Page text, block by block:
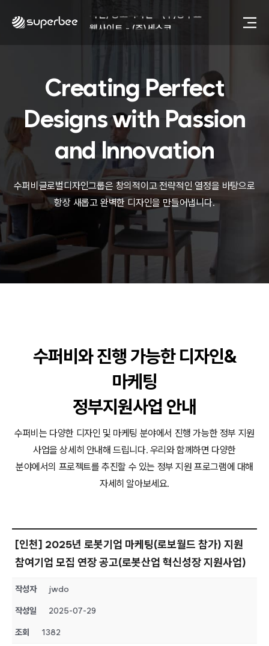
웹사이트 - (주)세스코
동영상, 카탈로그 - 피자마루
웹사이트 - 백조씽크
사진, 광고디자인 - 중외제약
패키지, 디자인 - 고려은단
동영상 - (주)듀오백
동영상 - ㈜고피자
동영상 - 모모스커피㈜
동영상 - 삼양홀딩스
동영상 - 킷캣
사진, 광고디자인 - (주)화요
사진, 광고디자인 - (주)광주요
제품디자인 - 삼성전자㈜
동영상, CI - 카피어랜드㈜
동영상, 홈페이지 - (주)분독
동영상 - (주)듀오백
동영상 - 모모스커피㈜
동영상 - 삼양홀딩스
동영상 - 킷캣
Creating Perfect
Designs with Passion
and Innovation
수퍼비글로벌디자인그룹은 창의적이고 전략적인 열정을 바탕으로
항상 새롭고 완벽한 디자인을 만들어냅니다.
수퍼비와 진행 가능한 디자인&
마케팅
정부지원사업 안내
수퍼비는 다양한 디자인 및 마케팅 분야에서 진행 가능한 정부 지원
사업을 상세히 안내해 드립니다. 우리와 함께하면 다양한
분야에서의 프로젝트를 추진할 수 있는 정부 지원 프로그램에 대해
자세히 알아보세요.
[인천] 2025년 로봇기업 마케팅(로보월드 참가) 지원
참여기업 모집 연장 공고(로봇산업 혁신성장 지원사업)
작성자 jwdo
작성일 2025-07-29
조회 1382